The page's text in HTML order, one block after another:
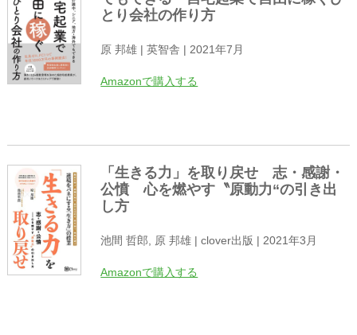
とり会社の作り方
原 邦雄 | 英智舎 | 2021年7月
Amazonで購入する
「生きる力」を取り戻せ 志・感謝・
公憤 心を燃やす〝原動力“の引き出
し方
池間 哲郎, 原 邦雄 | clover出版 | 2021年3月
Amazonで購入する